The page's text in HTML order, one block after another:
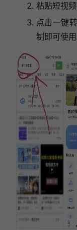
粘贴短视
点击一键
制即可使用